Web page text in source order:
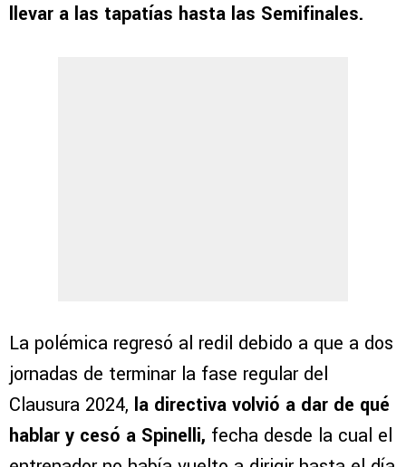
llevar a las tapatías hasta las Semifinales.
La polémica regresó al redil debido a que a dos
jornadas de terminar la fase regular del
Clausura 2024, la directiva volvió a dar de qué
hablar y cesó a Spinelli, fecha desde la cual el